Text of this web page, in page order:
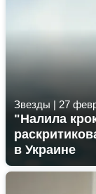
Звезды | 27
"Налила
в Украине